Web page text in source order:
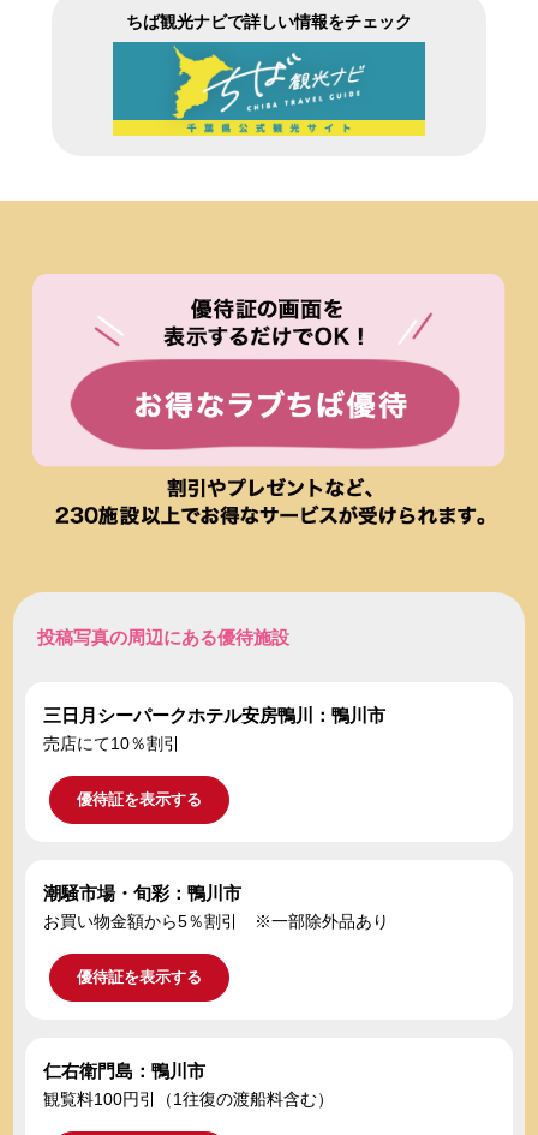
ちば観光ナビで詳しい情報をチェック
投稿写真の周辺にある優待施設
三日月シーパークホテル安房鴨川：鴨川市
売店にて10％割引
優待証を表示する
潮騒市場・旬彩：鴨川市
お買い物金額から5％割引 ※一部除外品あり
優待証を表示する
仁右衛門島：鴨川市
観覧料100円引（1往復の渡船料含む）